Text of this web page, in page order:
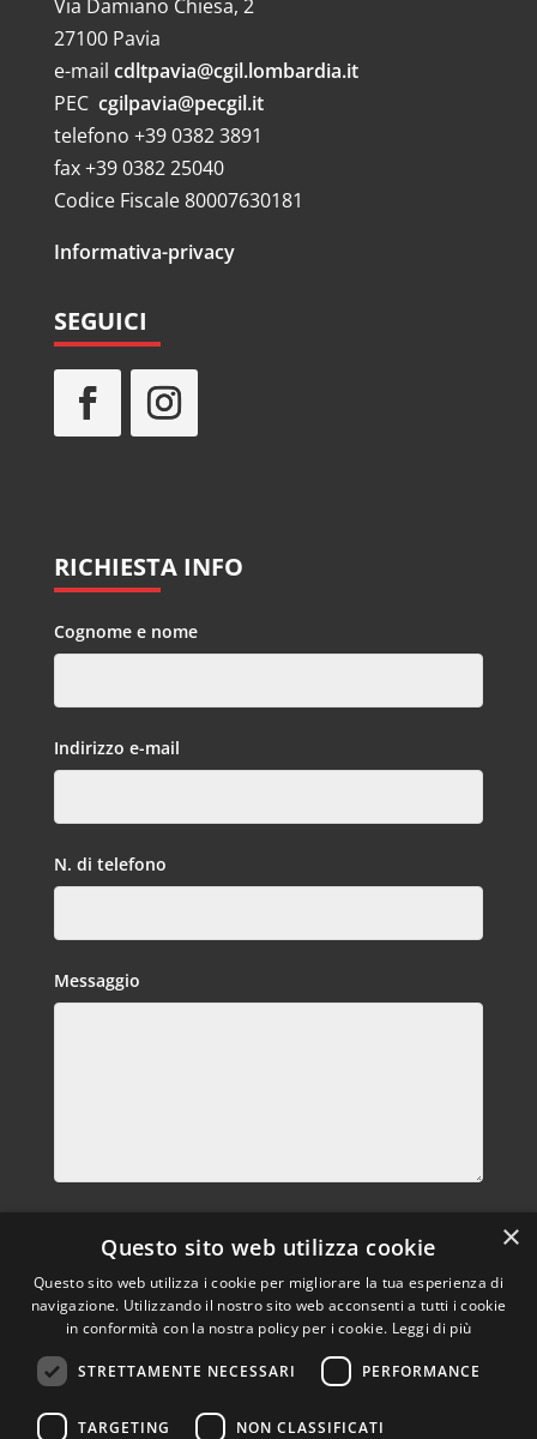
Via Damiano Chiesa, 2
27100 Pavia
e-mail cdltpavia@cgil.lombardia.it
PEC cgilpavia@pecgil.it
telefono +39 0382 3891
fax +39 0382 25040
Codice Fiscale 80007630181
Informativa-privacy
SEGUICI
RICHIESTA INFO
Cognome e nome
Indirizzo e-mail
N. di telefono
Messaggio
Dichiaro di aver letto letto e compreso l’ informativa
privacy e di prestare il consenso al trattamento dei miei dati
per le finalità e secondo le modalità indicate nell’informativa
predetta.Informativa privacy
Invia
×
Questo sito web utilizza cookie
Questo sito web utilizza i cookie per migliorare la tua esperienza di
navigazione. Utilizzando il nostro sito web acconsenti a tutti i cookie
in conformità con la nostra policy per i cookie. Leggi di più
STRETTAMENTE NECESSARI PERFORMANCE
TARGETING NON CLASSIFICATI